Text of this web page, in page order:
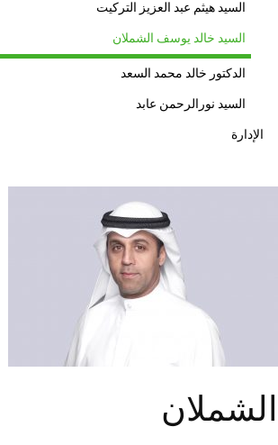
السيد هيثم عبد العزيز التركيت
السيد خالد يوسف الشملان
الدكتور خالد محمد السعد
السيد نورالرحمن عابد
الإدارة
الشملان